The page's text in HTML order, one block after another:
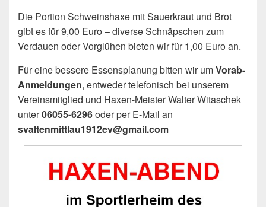
Die Portion Schweinshaxe mit Sauerkraut und Brot
gibt es für 9,00 Euro – diverse Schnäpschen zum
Verdauen oder Vorglühen bieten wir für 1,00 Euro an.
Für eine bessere Essensplanung bitten wir umVorab-
Anmeldungen, entweder telefonisch bei unserem
Vereinsmitglied und Haxen-Meister Walter Witaschek
unter06055-6296oder per E-Mail an
svaltenmittlau1912ev@gmail.com